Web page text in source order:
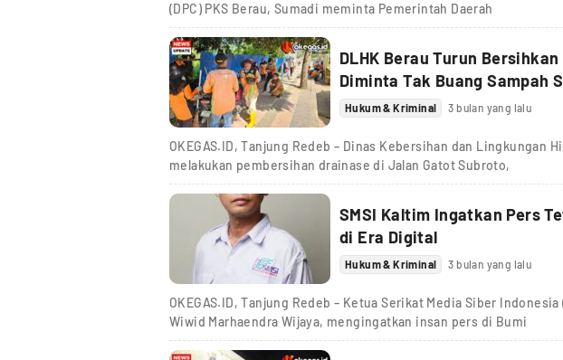
(DPC) PKS Berau, Sumadi meminta Pemerintah Daerah
DLHK Berau Turun
Diminta Tak Buang Sampah
Hukum & Kriminal 3 bulan yang lalu
OKEGAS.ID, Tanjung Redeb – Dinas Kebersihan dan Lingkungan
melakukan pembersihan drainase di Jalan Gatot Subroto,
SMSI Kaltim Ingatkan Pers
di Era Digital
Hukum & Kriminal 3 bulan yang lalu
OKEGAS.ID, Tanjung Redeb – Ketua Serikat Media Siber
Wiwid Marhaendra Wijaya, mengingatkan insan pers di Bumi